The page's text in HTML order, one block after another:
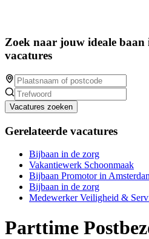
Zoek naar jouw ideale baan
vacatures
Vacatures zoeken
Gerelateerde vacatures
Bijbaan in de zorg
Vakantiewerk Schoonmaak
Bijbaan Promotor in
Bijbaan in de zorg
Medewerker Veiligheid &
Parttime